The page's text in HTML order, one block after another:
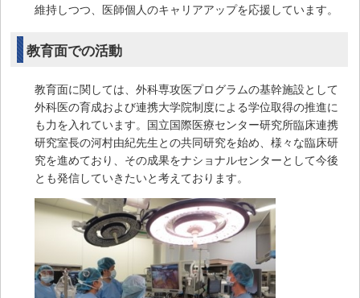
維持しつつ、医師個人のキャリアアップを応援しています。
教育面での活動
教育面に関しては、外科専攻医プログラムの基幹施設として
外科医の育成および連携大学院制度による学位取得の推進に
も力を入れています。国立国際医療センター研究所臨床連携
研究室長の河村由紀先生との共同研究を始め、様々な臨床研
究を進めており、その成果をナショナルセンターとして今後
とも発信していきたいと考えております。